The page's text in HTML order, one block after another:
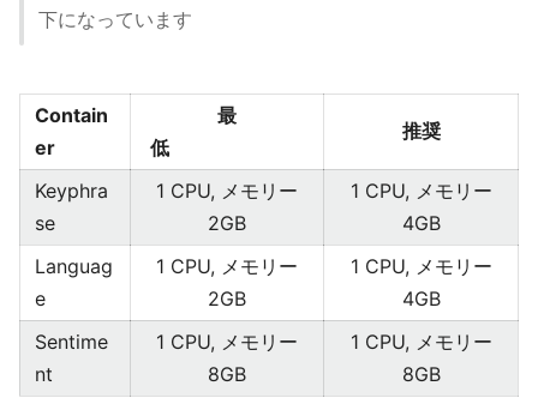
下になっています
Contain
er
最
低
推奨
Keyphra
se
1 CPU, メモリー
2GB
1 CPU, メモリー
4GB
Languag
e
1 CPU, メモリー
2GB
1 CPU, メモリー
4GB
Sentime
nt
1 CPU, メモリー
8GB
1 CPU, メモリー
8GB